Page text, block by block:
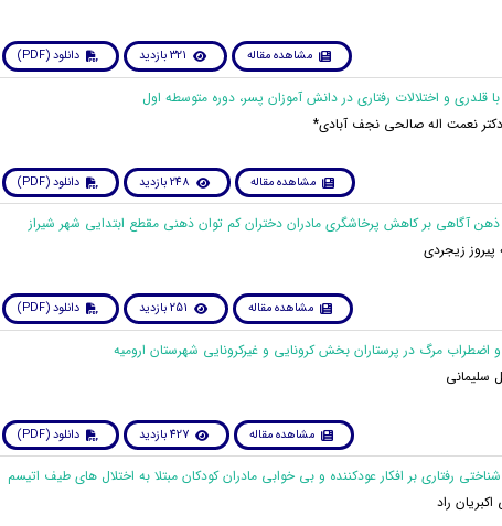
مشاهده مقاله 321 بازدید دانلود (PDF)
نعمت اله صالحی نجف آبادی*
مشاهده مقاله 248 بازدید دانلود (PDF)
پیروز زیجردی
مشاهده مقاله 251 بازدید دانلود (PDF)
سلیمانی
مشاهده مقاله 427 بازدید دانلود (PDF)
راد